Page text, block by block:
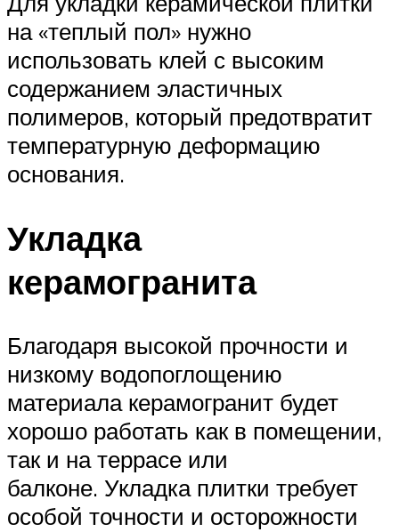
на «теплый пол» нужно
использовать клей с высоким
содержанием эластичных
полимеров, который предотвратит
температурную деформацию
основания.
Укладка
керамогранита
Благодаря высокой прочности и
низкому водопоглощению
материала керамогранит будет
хорошо работать как в помещении,
так и на террасе или
балконе. Укладка плитки требует
особой точности и осторожности